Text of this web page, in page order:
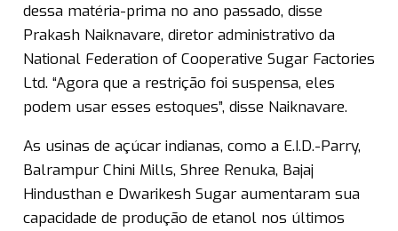
dessa matéria-prima no ano passado, disse
Prakash Naiknavare, diretor administrativo da
National Federation of Cooperative Sugar Factories
Ltd. “Agora que a restrição foi suspensa, eles
podem usar esses estoques”, disse Naiknavare.
As usinas de açúcar indianas, como a E.I.D.-Parry,
Balrampur Chini Mills, Shree Renuka, Bajaj
Hindusthan e Dwarikesh Sugar aumentaram sua
capacidade de produção de etanol nos últimos